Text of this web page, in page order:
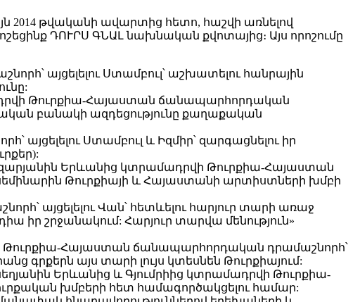
թվականի ավարտից հետո, հաշվի առնելով
ԴՈՒՐՍ ԳՆԱԼ նախնական քվոտայից։ Այս որոշումը
այցելելու Ստամբուլ՝ աշխատելու հանրային
Թուրքիա-Հայաստան ճանապարհորդական
բանակի ազդեցությունը քաղաքական
Ստամբուլ և Իզմիր՝ զարգացնելու իր
Երևանից կտրամադրվի Թուրքիա-Հայաստան
Թուրքիայի և Հայաստանի արտիստների խմբի
այցելելու Վան՝ հետևելու հարյուր տարի առաջ
իր շրջանակում: Հարյուր տարվա մենություն»
Թուրքիա-Հայաստան ճանապարհորդական դրամաշնորհ՝
գրքերն այս տարի լույս կտեսնեն Թուրքիայում:
Երևանից և Գյումրիից կտրամադրվի Թուրքիա-
խմբերի հետ համագործակցելու համար: